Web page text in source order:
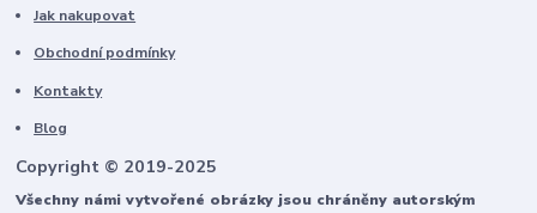
Jak nakupovat
Obchodní podmínky
Kontakty
Blog
Copyright © 2019-2025
Všechny námi vytvořené obrázky jsou chráněny autorským